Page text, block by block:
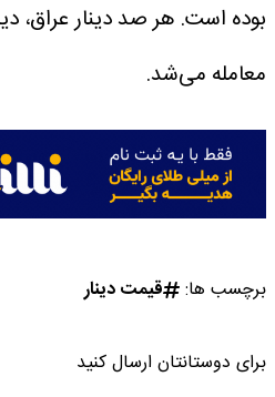
معامله می‌شد.
برچسب ها: قیمت دینار
برای دوستانتان ارسال کنید